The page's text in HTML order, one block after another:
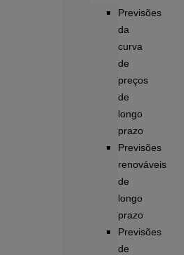
Previsões
da
curva
de
preços
de
longo
prazo
Previsões
renováveis
de
longo
prazo
Previsões
de